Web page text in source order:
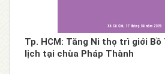
Tp. HCM: Tăng Ni thọ trì giới
lịch tại chùa Pháp Thành